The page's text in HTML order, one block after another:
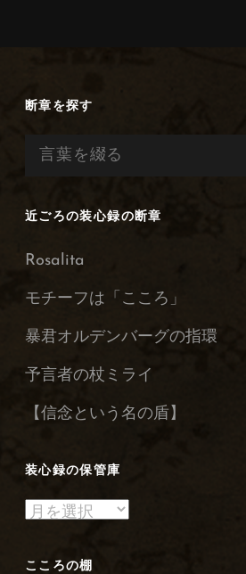
断章を探す
検
近ごろの装心録の断章
Rosalita
モチーフは「こころ」
暴君オルデンバーグの指環
予言者の杖ミライ
【信念という名の盾】
装心録の保管庫
装
録
こころの棚